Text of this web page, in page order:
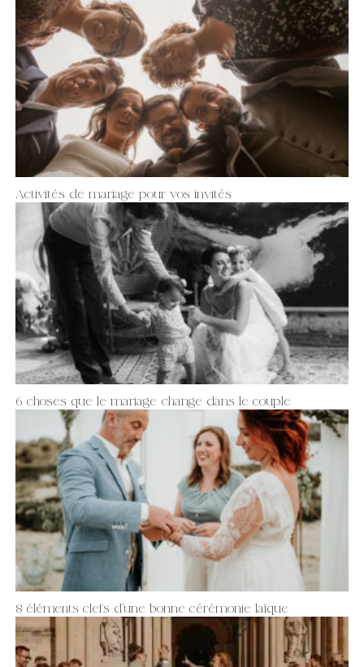
Activités de mariage pour vos invités
6 choses que le mariage change dans le couple
8 éléments clefs d’une bonne cérémonie laïque